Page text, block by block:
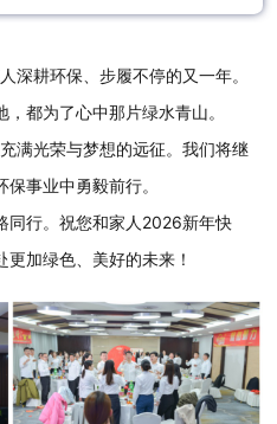
深耕环保、步履不停的又一年。
都为了心中那片绿水青山。
满光荣与梦想的远征。我们将继
事业中勇毅前行。
同行。祝您和家人2026新年快
加绿色、美好的未来！